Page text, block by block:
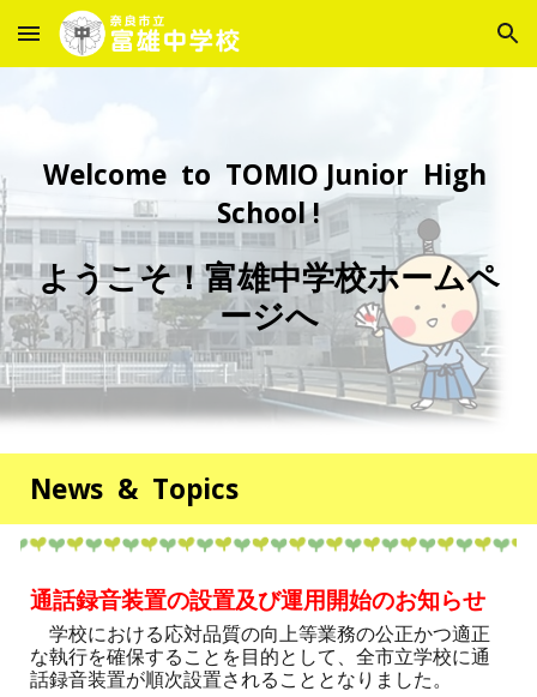
Skip to main content Skip to navigation
Welcome to TOMIO Junior High
School !
ようこそ！富雄中学校ホームペ
ージへ
News & Topics
通話録音装置の設置及び運用開始のお知らせ
学校における応対品質の向上等業務の公正かつ適正
な執行を確保することを目的として、全市立学校に通
話録音装置が順次設置されることとなりました。